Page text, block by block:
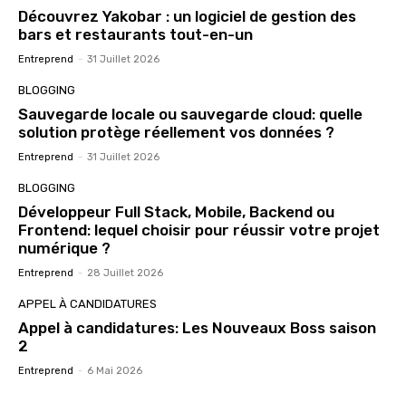
Découvrez Yakobar : un logiciel de gestion des
bars et restaurants tout-en-un
Entreprend - 31 Juillet 2026
BLOGGING
Sauvegarde locale ou sauvegarde cloud: quelle
solution protège réellement vos données ?
Entreprend - 31 Juillet 2026
BLOGGING
Développeur Full Stack, Mobile, Backend ou
Frontend: lequel choisir pour réussir votre projet
numérique ?
Entreprend - 28 Juillet 2026
APPEL À CANDIDATURES
Appel à candidatures: Les Nouveaux Boss saison
2
Entreprend - 6 Mai 2026